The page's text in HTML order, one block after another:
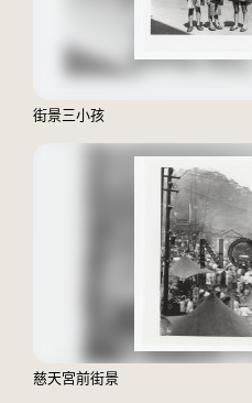
街景三小孩
慈天宮前街景